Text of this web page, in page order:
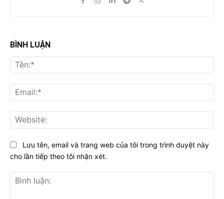
BÌNH LUẬN
Lưu tên, email và trang web của tôi trong trình duyệt này
cho lần tiếp theo tôi nhận xét.